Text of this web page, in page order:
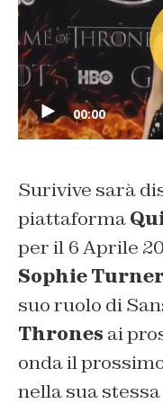
00:00
Surivive sarà
piattaforma
per il 6 Aprile
Sophie
suo ruolo di
Thrones ai
onda il
nella sua